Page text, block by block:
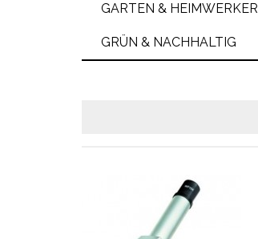
GARTEN & HEIMWERKER
GRÜN & NACHHALTIG